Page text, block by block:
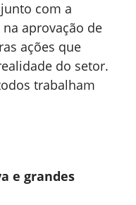
com a
aprovação de
ações que
do setor.
trabalham
e grandes